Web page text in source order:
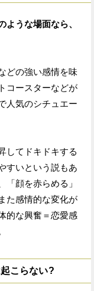
うな場面なら、
どの強い感情を味
コースターなどが
人気のシチュエー
してドキドキする
すいという説もあ
「顔を赤らめる」
た感情的な変化が
的な興奮＝恋愛感
こらない?